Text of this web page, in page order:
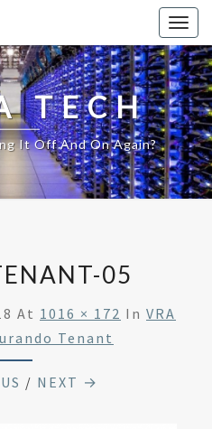
TECH
It Off And On Again?
05
At 1016 × 172 In VRA
Tenant
/ NEXT →